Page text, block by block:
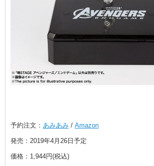
予約注文： あみあみ / Amazon
発売：2019年4月26日予定
価格：1,944円(税込)